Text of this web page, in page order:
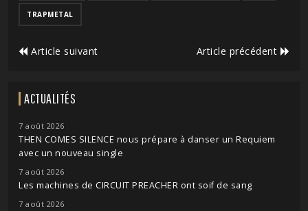
TRAPMETAL
Article suivant Article précédent
ACTUALITÉS
7 août 2026
THEN COMES SILENCE nous prépare à danser un Requiem
avec un nouveau single
7 août 2026
Les machines de CIRCUIT PREACHER ont soif de sang
7 août 2026